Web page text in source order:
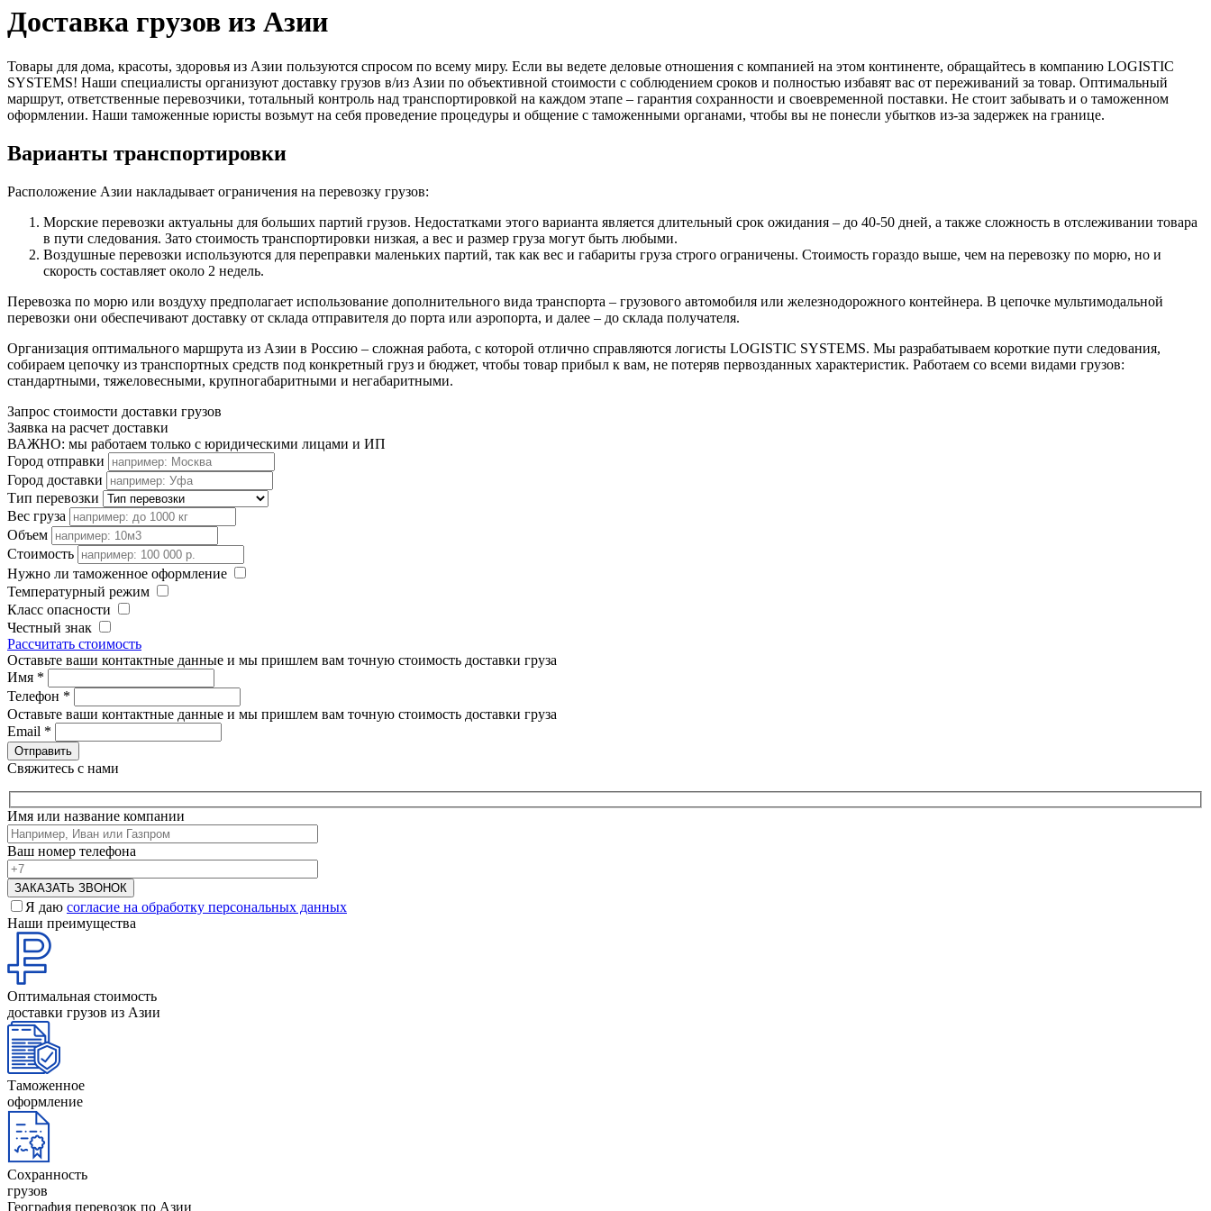
Доставка грузов из Азии
Товары для дома, красоты, здоровья из Азии пользуются спросом по всему миру. Если вы ведете деловые отношения с компанией на этом континенте, обращайтесь в компанию LOGISTIC
SYSTEMS! Наши специалисты организуют доставку грузов в/из Азии по объективной стоимости с соблюдением сроков и полностью избавят вас от переживаний за товар. Оптимальный
маршрут, ответственные перевозчики, тотальный контроль над транспортировкой на каждом этапе – гарантия сохранности и своевременной поставки. Не стоит забывать и о таможенном
оформлении. Наши таможенные юристы возьмут на себя проведение процедуры и общение с таможенными органами, чтобы вы не понесли убытков из-за задержек на границе.
Варианты транспортировки
Расположение Азии накладывает ограничения на перевозку грузов:
Морские перевозки актуальны для больших партий грузов. Недостатками этого варианта является длительный срок ожидания – до 40-50 дней, а также сложность в отслеживании товара
в пути следования. Зато стоимость транспортировки низкая, а вес и размер груза могут быть любыми.
Воздушные перевозки используются для переправки маленьких партий, так как вес и габариты груза строго ограничены. Стоимость гораздо выше, чем на перевозку по морю, но и
скорость составляет около 2 недель.
Перевозка по морю или воздуху предполагает использование дополнительного вида транспорта – грузового автомобиля или железнодорожного контейнера. В цепочке мультимодальной
перевозки они обеспечивают доставку от склада отправителя до порта или аэропорта, и далее – до склада получателя.
Организация оптимального маршрута из Азии в Россию – сложная работа, с которой отлично справляются логисты LOGISTIC SYSTEMS. Мы разрабатываем короткие пути следования,
собираем цепочку из транспортных средств под конкретный груз и бюджет, чтобы товар прибыл к вам, не потеряв первозданных характеристик. Работаем со всеми видами грузов:
стандартными, тяжеловесными, крупногабаритными и негабаритными.
Запрос стоимости доставки грузов
Заявка на расчет доставки
ВАЖНО: мы работаем только с юридическими лицами и ИП
Город отправки
Город доставки
Тип перевозки
Вес груза
Объем
Стоимость
Нужно ли таможенное оформление
Температурный режим
Класс опасности
Честный знак
Рассчитать стоимость
Оставьте ваши контактные данные и мы пришлем вам точную стоимость доставки груза
Имя *
Телефон *
Оставьте ваши контактные данные и мы пришлем вам точную стоимость доставки груза
Email *
Свяжитесь с нами
Имя или название компании
Ваш номер телефона
Я даю согласие на обработку персональных данных
Наши преимущества
Оптимальная стоимость
доставки грузов из Азии
Таможенное
оформление
Сохранность
грузов
География перевозок по Азии